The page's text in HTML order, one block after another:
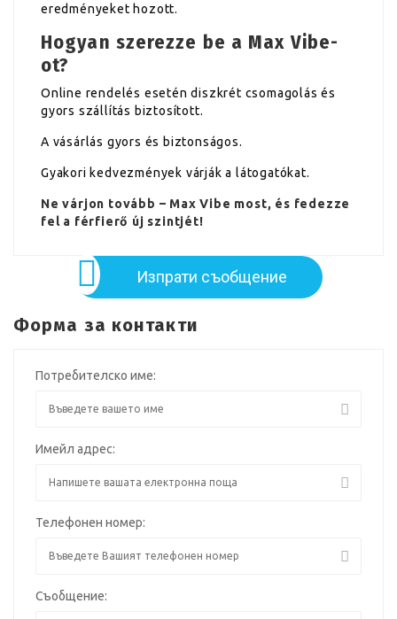
eredményeket hozott.
Hogyan szerezze be a Max Vibe-
ot?
Online rendelés esetén diszkrét csomagolás és
gyors szállítás biztosított.
A vásárlás gyors és biztonságos.
Gyakori kedvezmények várják a látogatókat.
Ne várjon tovább – Max Vibe most, és fedezze
fel a férfierő új szintjét!
Изпрати съобщение
Форма за контакти
Потребителско име:
Имейл адрес:
Телефонен номер:
Съобщение: